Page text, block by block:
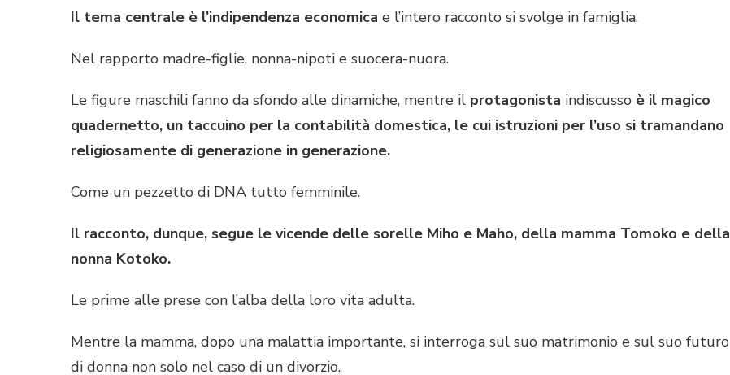
Il tema centrale è l’indipendenza economica e l’intero racconto si svolge in famiglia.
Nel rapporto madre-figlie, nonna-nipoti e suocera-nuora.
Le figure maschili fanno da sfondo alle dinamiche, mentre il protagonista indiscusso è il magico
quadernetto, un taccuino per la contabilità domestica, le cui istruzioni per l’uso si tramandano
religiosamente di generazione in generazione.
Come un pezzetto di DNA tutto femminile.
Il racconto, dunque, segue le vicende delle sorelle Miho e Maho, della mamma Tomoko e della
nonna Kotoko.
Le prime alle prese con l’alba della loro vita adulta.
Mentre la mamma, dopo una malattia importante, si interroga sul suo matrimonio e sul suo futuro
di donna non solo nel caso di un divorzio.